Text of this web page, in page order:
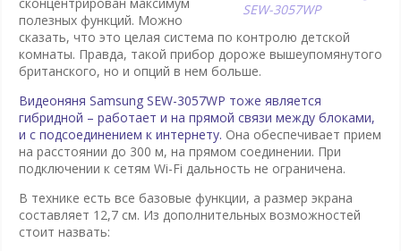
SEW-3057WP
полезных функций. Можно
сказать, что это целая система по контролю детской
комнаты. Правда, такой прибор дороже вышеупомянутого
британского, но и опций в нем больше.
Видеоняня Samsung SEW-3057WP тоже является
гибридной – работает и на прямой связи между блоками,
и с подсоединением к интернету. Она обеспечивает прием
на расстоянии до 300 м, на прямом соединении. При
подключении к сетям Wi-Fi дальность не ограничена.
В технике есть все базовые функции, а размер экрана
составляет 12,7 см. Из дополнительных возможностей
стоит назвать: